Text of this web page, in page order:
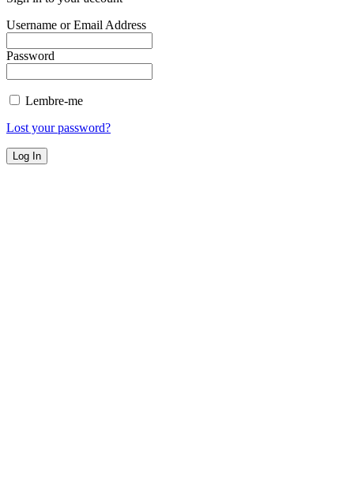
Username or Email Address
Password
Lembre-me
Lost your password?